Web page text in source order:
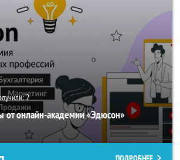
2
от онлайн-академии «Эдюсон»